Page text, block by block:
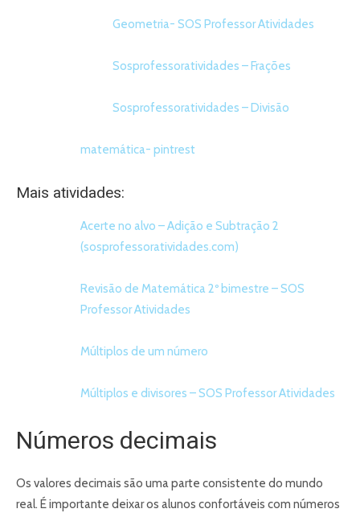
Geometria- SOS Professor Atividades
Sosprofessoratividades – Frações
Sosprofessoratividades – Divisão
matemática- pintrest
Mais atividades:
Acerte no alvo – Adição e Subtração 2
(sosprofessoratividades.com)
Revisão de Matemática 2º bimestre – SOS
Professor Atividades
Múltiplos de um número
Múltiplos e divisores – SOS Professor Atividades
Números decimais
Os valores decimais são uma parte consistente do mundo
real. É importante deixar os alunos confortáveis ​​com números